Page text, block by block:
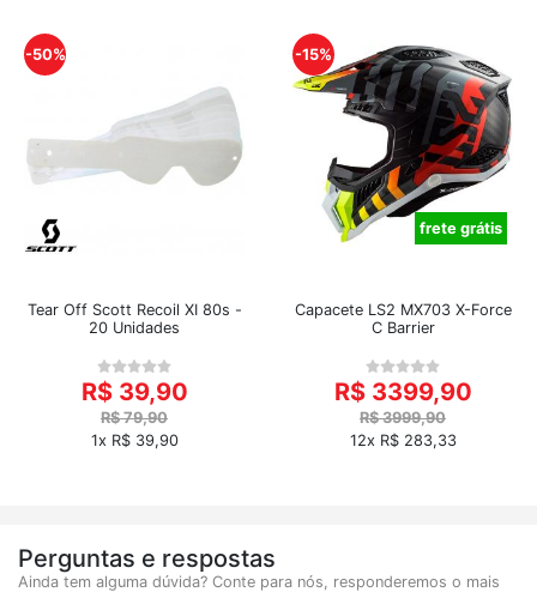
-50%
Tear Off Scott Recoil XI 80s -
20 Unidades
R$ 39,90
R$ 79,90
1x R$ 39,90
-15%
frete grátis
Capacete LS2 MX703 X-Force
C Barrier
R$ 3399,90
R$ 3999,90
12x R$ 283,33
Perguntas e respostas
Ainda tem alguma dúvida? Conte para nós, responderemos o mais